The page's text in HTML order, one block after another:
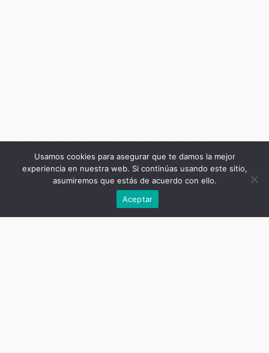
Usamos cookies para asegurar que te damos la mejor
experiencia en nuestra web. Si continúas usando este sitio,
asumiremos que estás de acuerdo con ello.
Aceptar